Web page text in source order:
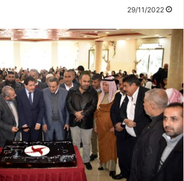
29/11/2022